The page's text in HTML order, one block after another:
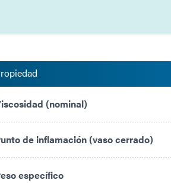
(nominal)
de inflamación (vaso cerrado)
específico